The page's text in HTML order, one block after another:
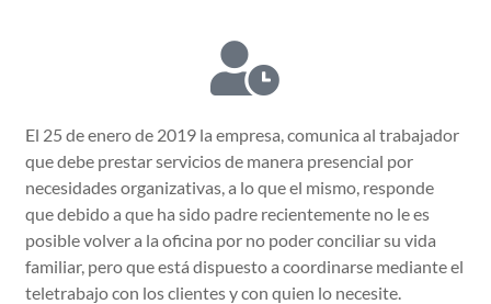
El 25 de enero de 2019 la empresa, comunica al trabajador
que debe prestar servicios de manera presencial por
necesidades organizativas, a lo que el mismo, responde
que debido a que ha sido padre recientemente no le es
posible volver a la oficina por no poder conciliar su vida
familiar, pero que está dispuesto a coordinarse mediante el
teletrabajo con los clientes y con quien lo necesite.